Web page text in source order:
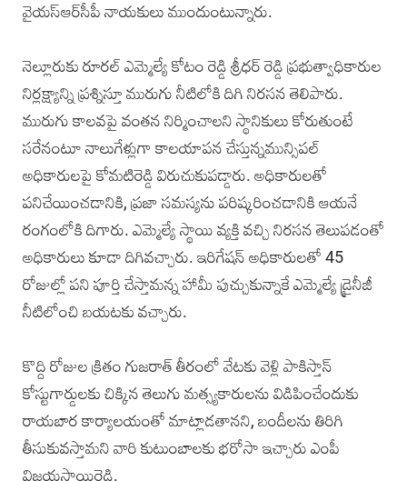
వైయ‌స్ఆర్‌సీపీ నాయకులు ముందుంటున్నారు.
నెల్లూరుకు రూరల్ ఎమ్మెల్యే కోటం రెడ్డి శ్రీధర్ రెడ్డి ప్రభుత్వాధికారుల
నిర్లక్ష్యాన్ని ప్రశ్నిస్తూ మురుగు నీటిలోకి దిగి నిరసన తెలిపారు.
మురుగు కాలవపై వంతన నిర్మించాలని స్థానికులు కోరుతుంటే
సరేనంటూ నాలుగేళ్లుగా కాలయాపన చేస్తున్నమున్సిపల్
అధికారులపై కోమటిరెడ్డి విరుచుకుపడ్డారు. అధికారులతో
పనిచేయించడానికి, ప్రజా సమస్యను పరిష్కరించడానికి ఆయనే
రంగంలోకి దిగారు. ఎమ్మెల్యే స్థాయి వ్యక్తి వచ్చి నిరసన తెలుపడంతో
అధికారులు కూడా దిగివచ్చారు. ఇరిగేషన్ అధికారులతో 45
రోజుల్లో పని పూర్తి చేస్తామన్న హామీ పుచ్చుకున్నాకే ఎమ్మెల్యే డ్రైనీజీ
నీటిలోంచి బయటకు వచ్చారు.
కొద్ది రోజుల క్రితం గుజరాత్ తీరంలో వేటకు వెళ్లి పాకిస్తాన్
కోస్టుగార్డులకు చిక్కిన తెలుగు మత్స్యకారులను విడిపించేందుకు
రాయబార కార్యాలయంతో మాట్లాడతానని, బందీలను తిరిగి
తీసుకువస్తామని వారి కుటుంబాలకు భరోసా ఇచ్చారు ఎంపీ
విజయసాయిరెడ్డి.